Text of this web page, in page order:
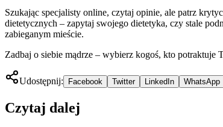
Szukając specjalisty online, czytaj opinie, ale patrz
dietetycznych – zapytaj swojego dietetyka, czy stale
zabieganym mieście.
Zadbaj o siebie mądrze – wybierz kogoś, kto potraktuje
Udostępnij: Facebook Twitter LinkedIn WhatsApp
Czytaj dalej